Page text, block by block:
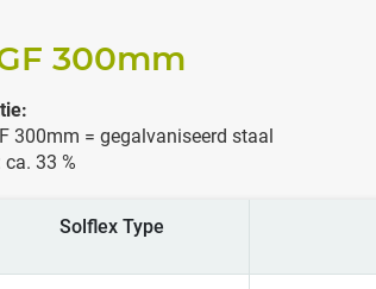
300mm
300mm = gegalvaniseerd staal
ca. 33 %
Solflex Type